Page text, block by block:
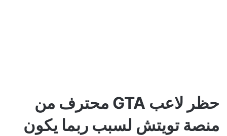
حظر لاعب GTA محترف من
منصة تويتش لسبب ربما يكون